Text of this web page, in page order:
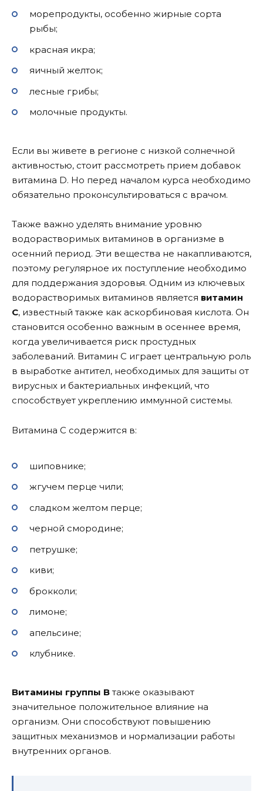
морепродукты, особенно жирные сорта
рыбы;
красная икра;
яичный желток;
лесные грибы;
молочные продукты.
Если вы живете в регионе с низкой солнечной
активностью, стоит рассмотреть прием добавок
витамина D. Но перед началом курса необходимо
обязательно проконсультироваться с врачом.
Также важно уделять внимание уровню
водорастворимых витаминов в организме в
осенний период. Эти вещества не накапливаются,
поэтому регулярное их поступление необходимо
для поддержания здоровья. Одним из ключевых
водорастворимых витаминов является витамин
C, известный также как аскорбиновая кислота. Он
становится особенно важным в осеннее время,
когда увеличивается риск простудных
заболеваний. Витамин C играет центральную роль
в выработке антител, необходимых для защиты от
вирусных и бактериальных инфекций, что
способствует укреплению иммунной системы.
Витамина С содержится в:
шиповнике;
жгучем перце чили;
сладком желтом перце;
черной смородине;
петрушке;
киви;
брокколи;
лимоне;
апельсине;
клубнике.
Витамины группы Bтакже оказывают
значительное положительное влияние на
организм. Они способствуют повышению
защитных механизмов и нормализации работы
внутренних органов.